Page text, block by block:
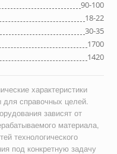
90-100
18-22
30-35
1700
1420
характеристики
справочных целей.
зависят от
материала,
технологического
под конкретную задачу